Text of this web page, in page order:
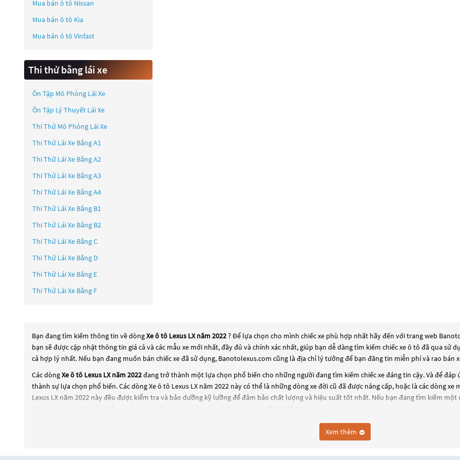
Mua bán ô tô Nissan
Mua bán ô tô Kia
Mua bán ô tô Vinfast
Thi thử bằng lái xe
Ôn Tập Mô Phỏng Lái Xe
Ôn Tập Lý Thuyết Lái Xe
Thi Thử Mô Phỏng Lái Xe
Thi Thử Lái Xe Bằng A1
Thi Thử Lái Xe Bằng A2
Thi Thử Lái Xe Bằng A3
Thi Thử Lái Xe Bằng A4
Thi Thử Lái Xe Bằng B1
Thi Thử Lái Xe Bằng B2
Thi Thử Lái Xe Bằng C
Thi Thử Lái Xe Bằng D
Thi Thử Lái Xe Bằng E
Thi Thử Lái Xe Bằng F
Bạn đang tìm kiếm thông tin về dòngXe ô tô Lexus LX năm 2022? Để lựa chọn cho mình chiếc xe phù hợp nhất hãy đến với trang web
bạn sẽ được cập nhật thông tin giá cả và các mẫu xe mới nhất, đầy đủ và chính xác nhất, giúp bạn dễ dàng tìm kiếm chiếc xe ô tô đã qua sử
cả hợp lý nhất. Nếu bạn đang muốn bán chiếc xe đã sử dụng, Banotolexus.com cũng là địa chỉ lý tưởng để bạn đăng tin miễn phí và rao bán
Các dòngXe ô tô Lexus LX năm 2022đang trở thành một lựa chọn phổ biến cho những người đang tìm kiếm chiếc xe đáng tin cậy. Và để đáp
thành sự lựa chọn phổ biến. Các dòngXe ô tô Lexus LX năm 2022 này có thể là những dòng xe đời cũ đã được nâng cấp, hoặc là các dòng
Lexus LX năm 2022 này đều được kiểm tra và bảo dưỡng kỹ lưỡng để đảm bảo chất lượng và hiệu suất tốt nhất. Nếu bạn đang tìm kiếm một
và chọn cho mình một chiếc xe phù hợp với nhu cầu và ngân sách của bạn tại
Xem thêm